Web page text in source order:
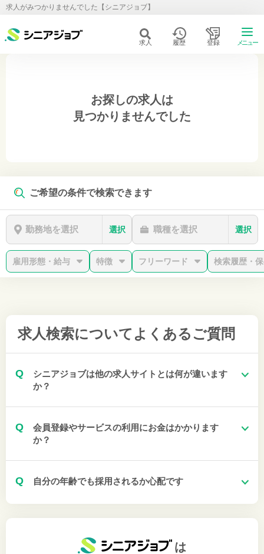
求人がみつかりませんでした【シニアジョブ】
求人 履歴 登録 メニュー
お探しの求人は
見つかりませんでした
ご希望の条件で検索できます
勤務地を選択 選択 職種を選択 選択
雇用形態・給与 特徴 フリーワード 検索履歴・
求人検索について よくあるご質問
Q
シニアジョブは他の求人サイトとは何が違います
か？
Q
会員登録やサービスの利用にお金はかかります
か？
Q 自分の年齢でも採用されるか心配です
は